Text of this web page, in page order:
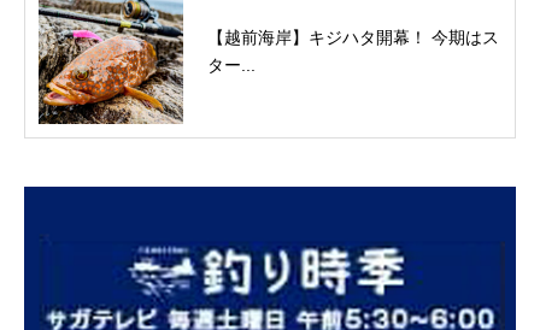
【越前海岸】キジハタ開幕！ 今期はス
ター...